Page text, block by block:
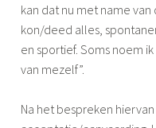
kan dat nu met name
kon/deed alles,
en sportief. Soms noem
van mezelf”.
Na het bespreken